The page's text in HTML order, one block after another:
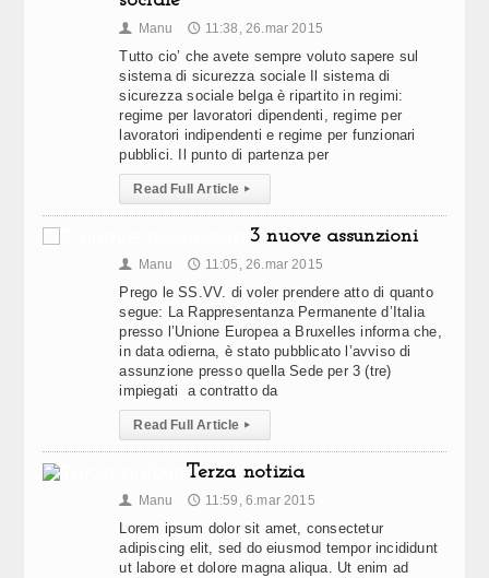
👤 Manu 🕔 11:38, 26.mar 2015
Tutto cio’ che avete sempre voluto sapere sul
sistema di sicurezza sociale Il sistema di
sicurezza sociale belga è ripartito in regimi:
regime per lavoratori dipendenti, regime per
lavoratori indipendenti e regime per funzionari
pubblici. Il punto di partenza per
Read Full Article ▸
3 nuove assunzioni
👤 Manu 🕔 11:05, 26.mar 2015
Prego le SS.VV. di voler prendere atto di quanto
segue: La Rappresentanza Permanente d’Italia
presso l’Unione Europea a Bruxelles informa che,
in data odierna, è stato pubblicato l’avviso di
assunzione presso quella Sede per 3 (tre)
impiegati a contratto da
Read Full Article ▸
Terza notizia
👤 Manu 🕔 11:59, 6.mar 2015
Lorem ipsum dolor sit amet, consectetur
adipiscing elit, sed do eiusmod tempor incididunt
ut labore et dolore magna aliqua. Ut enim ad